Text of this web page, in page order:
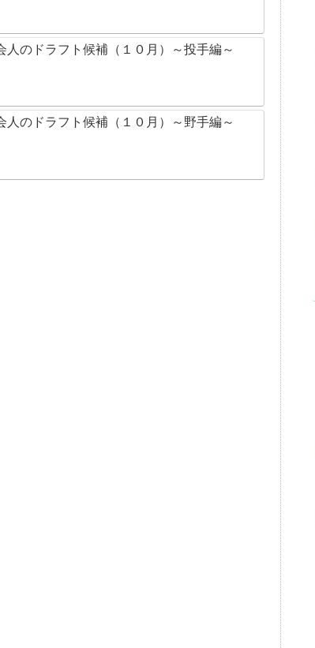
人のドラフト候補（１０月）～投手編～
人のドラフト候補（１０月）～野手編～